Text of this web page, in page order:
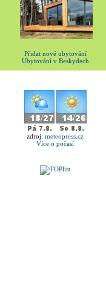
Přidat nové ubytování
Ubytování v Beskydech
zdroj: meteopress.cz
Více o počasí